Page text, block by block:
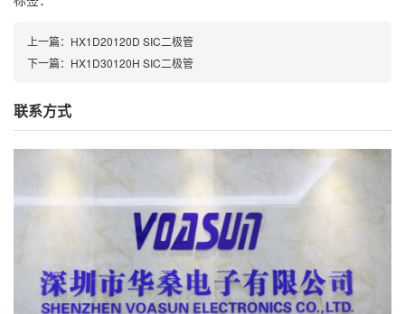
上一篇： HX1D20120D SIC二极管
下一篇： HX1D30120H SIC二极管
联系方式